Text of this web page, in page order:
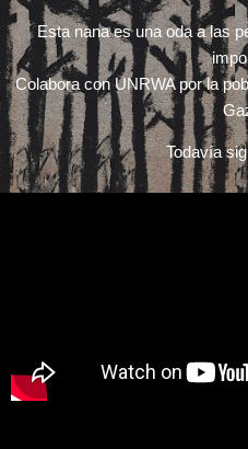
Esta nana es una oda a las
Colabora con UNRWA por la
Todavía